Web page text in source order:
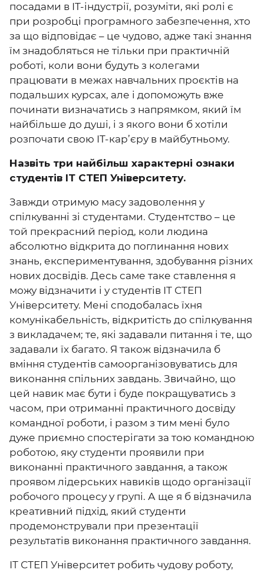
посадами в IT-індустрії, розуміти, які ролі є
при розробці програмного забезпечення, хто
за що відповідає – це чудово, адже такі знання
їм знадобляться не тільки при практичній
роботі, коли вони будуть з колегами
працювати в межах навчальних проєктів на
подальших курсах, але і допоможуть вже
починати визначатись з напрямком, який їм
найбільше до душі, і з якого вони б хотіли
розпочати свою IT-кар’єру в майбутньому.
Назвіть три найбільш характерні ознаки
студентів ІТ СТЕП Університету.
Завжди отримую масу задоволення у
спілкуванні зі студентами. Студентство – це
той прекрасний період, коли людина
абсолютно відкрита до поглинання нових
знань, експериментування, здобування різних
нових досвідів. Десь саме таке ставлення я
можу відзначити і у студентів ІТ СТЕП
Університету. Мені сподобалась їхня
комунікабельність, відкритість до спілкування
з викладачем; те, які задавали питання і те, що
задавали їх багато. Я також відзначила б
вміння студентів самоорганізовуватись для
виконання спільних завдань. Звичайно, що
цей навик має бути і буде покращуватись з
часом, при отриманні практичного досвіду
командної роботи, і разом з тим мені було
дуже приємно спостерігати за тою командною
роботою, яку студенти проявили при
виконанні практичного завдання, а також
проявом лідерських навиків щодо організації
робочого процесу у групі. А ще я б відзначила
креативний підхід, який студенти
продемонстрували при презентації
результатів виконання практичного завдання.
ІТ СТЕП Університет робить чудову роботу,